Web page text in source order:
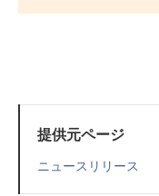
提供元ページ
ニュースリリース